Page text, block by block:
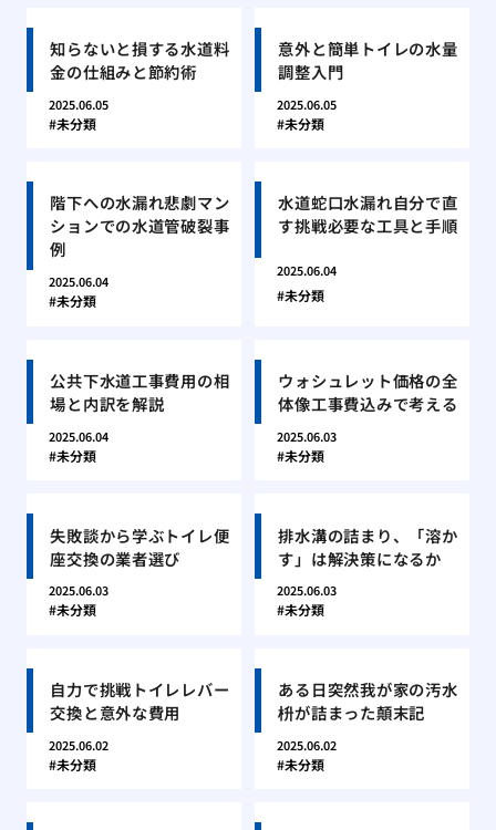
知らないと損する水道料
金の仕組みと節約術
2025.06.05
未分類
意外と簡単トイレの水量
調整入門
2025.06.05
未分類
階下への水漏れ悲劇マン
ションでの水道管破裂事
例
2025.06.04
未分類
水道蛇口水漏れ自分で直
す挑戦必要な工具と手順
2025.06.04
未分類
公共下水道工事費用の相
場と内訳を解説
2025.06.04
未分類
ウォシュレット価格の全
体像工事費込みで考える
2025.06.03
未分類
失敗談から学ぶトイレ便
座交換の業者選び
2025.06.03
未分類
排水溝の詰まり、「溶か
す」は解決策になるか
2025.06.03
未分類
自力で挑戦トイレレバー
交換と意外な費用
2025.06.02
未分類
ある日突然我が家の汚水
枡が詰まった顛末記
2025.06.02
未分類